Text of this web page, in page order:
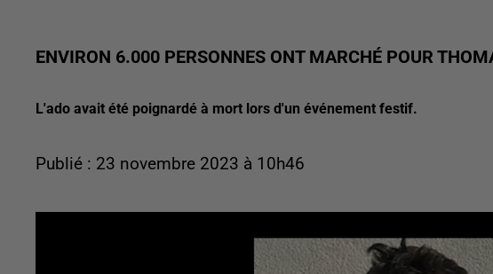
ENVIRON 6.000 PERSONNES ONT MARCHÉ POUR
L'ado avait été poignardé à mort lors d'un événement festif.
Publié : 23 novembre 2023 à 10h46